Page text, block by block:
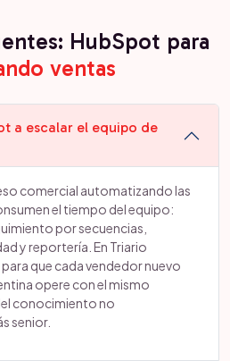
HubSpot para
ventas
a escalar el equipo de
comercial automatizando las
el tiempo del equipo:
por secuencias,
y reportería. En Triario
que cada vendedor nuevo
opere con el mismo
conocimiento no
senior.